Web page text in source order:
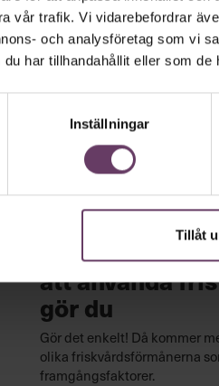
vår trafik. Vi vidarebefordrar
och analysföretag som vi
har tillhandahållit eller som
Inställningar
Tillåt
Svårt att få
att använda
gör du
Gör det enkelt! Då kommer
olika friskvårdsförmånerna
framgångsfaktorer.